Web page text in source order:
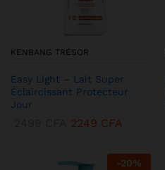
KENBANG TRÉSOR
Easy Light – Lait Super
Éclaircissant Protecteur
Jour
2249 CFA
-20%